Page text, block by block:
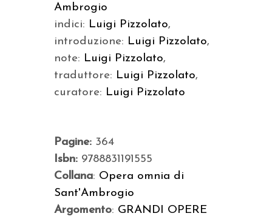
Ambrogio
indici: Luigi Pizzolato,
introduzione: Luigi Pizzolato,
note: Luigi Pizzolato,
traduttore: Luigi Pizzolato,
curatore: Luigi Pizzolato
Pagine: 364
Isbn: 9788831191555
Collana: Opera omnia di
Sant'Ambrogio
Argomento: GRANDI OPERE